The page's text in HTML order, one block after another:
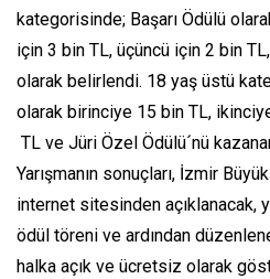
kategorisinde; Başarı Ödülü
için 3 bin TL, üçüncü için 2 bin
olarak belirlendi. 18 yaş üstü
olarak birinciye 15 bin TL,
TL ve Jüri Özel Ödülü´nü
Yarışmanın sonuçları, İzmir
internet sitesinden açıklanacak,
ödül töreni ve ardından
halka açık ve ücretsiz olarak